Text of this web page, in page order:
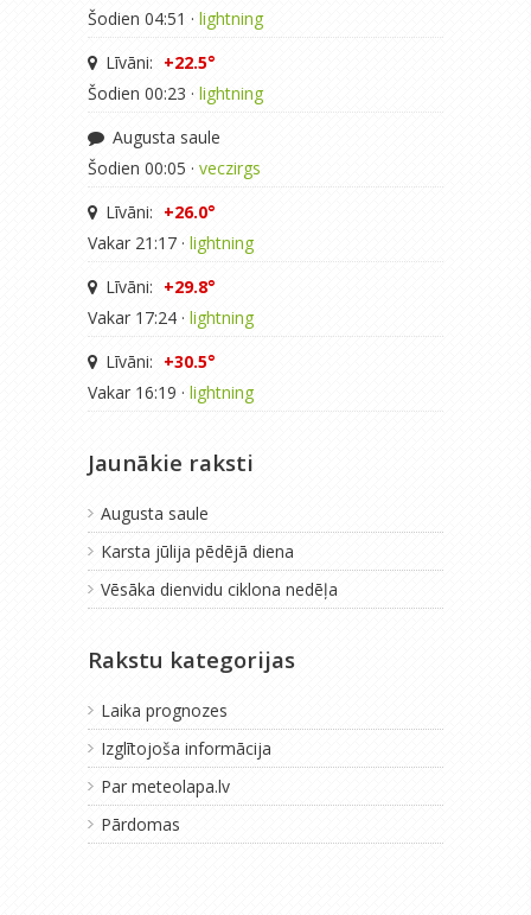
Šodien 04:51 · lightning
Līvāni: +22.5°
Šodien 00:23 · lightning
Augusta saule
Šodien 00:05 · veczirgs
Līvāni: +26.0°
Vakar 21:17 · lightning
Līvāni: +29.8°
Vakar 17:24 · lightning
Līvāni: +30.5°
Vakar 16:19 · lightning
Jaunākie raksti
Augusta saule
Karsta jūlija pēdējā diena
Vēsāka dienvidu ciklona nedēļa
Rakstu kategorijas
Laika prognozes
Izglītojoša informācija
Par meteolapa.lv
Pārdomas